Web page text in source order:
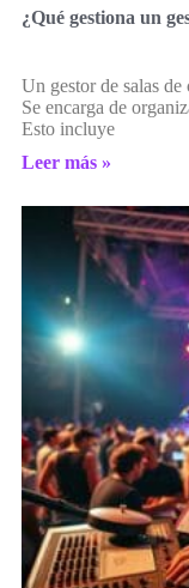
¿Qué gestiona un
Un gestor de salas
Se encarga de
Esto incluye
Leer más »